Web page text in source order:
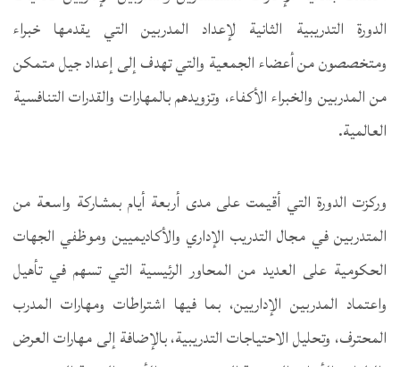
الدورة التدريبية الثانية لإعداد المدربين التي يقدمها خبراء
ومتخصصون من أعضاء الجمعية والتي تهدف إلى إعداد جيل متمكن
من المدربين والخبراء الأكفاء، وتزويدهم بالمهارات والقدرات التنافسية
العالمية.
وركزت الدورة التي أقيمت على مدى أربعة أيام بمشاركة واسعة من
المتدربين في مجال التدريب الإداري والأكاديميين وموظفي الجهات
الحكومية على العديد من المحاور الرئيسية التي تسهم في تأهيل
واعتماد المدربين الإداريين، بما فيها اشتراطات ومهارات المدرب
المحترف، وتحليل الاحتياجات التدريبية، بالإضافة إلى مهارات العرض